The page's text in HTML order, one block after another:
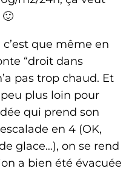
que même en
“droit dans
pas trop chaud. Et
plus loin pour
qui prend son
en 4 (OK,
glace…), on se rend
a bien été évacuée